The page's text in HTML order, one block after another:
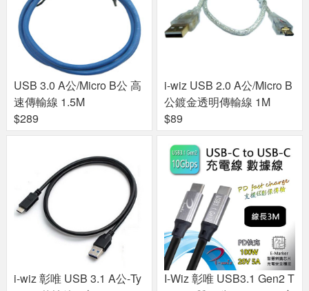
USB 3.0 A公/Micro B公 高
速傳輸線 1.5M
$289
i-wiz USB 2.0 A公/Micro B
公鍍金透明傳輸線 1M
$89
i-wiz 彰唯 USB 3.1 A公-Ty
I-Wiz 彰唯 USB3.1 Gen2 T